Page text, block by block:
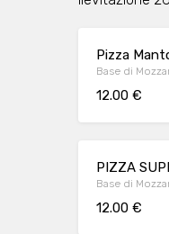
Pizza
Base di
12.00 €
PIZZA
Base di
12.00 €